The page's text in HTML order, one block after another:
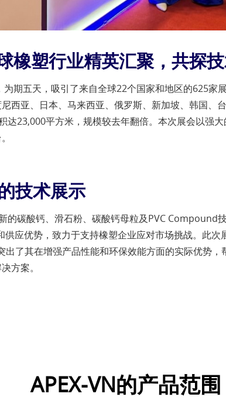
橡塑行业精英汇聚，共探
期五天，吸引了来自全球22个国家和地区的625家
西亚、日本、马来西亚、俄罗斯、新加坡、韩国、
达23,000平方米，规模较去年翻倍。本次展会以强
技术展示
的碳酸钙、滑石粉、碳酸钙母粒及PVC Compound
供应优势，致力于支持橡塑企业应对市场挑战。此
了其在增强产品性能和环保效能方面的实际优势，
方案。
APEX-VN的产品范围